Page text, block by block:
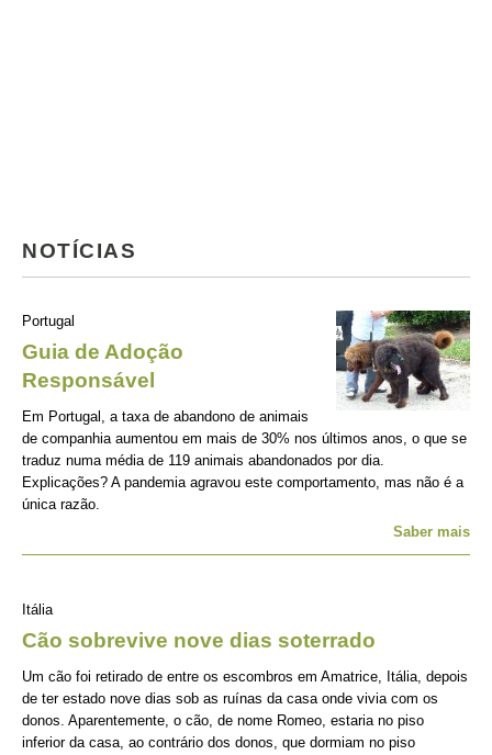
NOTÍCIAS
Portugal
Guia de Adoção
Responsável
Em Portugal, a taxa de abandono de animais
de companhia aumentou em mais de 30% nos últimos anos, o que se
traduz numa média de 119 animais abandonados por dia.
Explicações? A pandemia agravou este comportamento, mas não é a
única razão.
Saber mais
Itália
Cão sobrevive nove dias soterrado
Um cão foi retirado de entre os escombros em Amatrice, Itália, depois
de ter estado nove dias sob as ruínas da casa onde vivia com os
donos. Aparentemente, o cão, de nome Romeo, estaria no piso
inferior da casa, ao contrário dos donos, que dormiam no piso